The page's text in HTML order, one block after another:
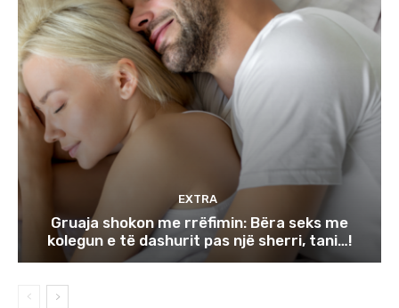
EXTRA
Gruaja shokon me rrëfimin: Bëra seks me
kolegun e të dashurit pas një sherri, tani…!